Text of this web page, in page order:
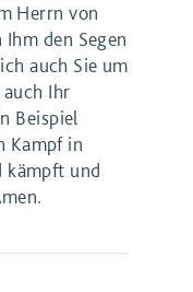
Herrn von
den Segen
auch Sie um
Ihr
Beispiel
Kampf in
kämpft und